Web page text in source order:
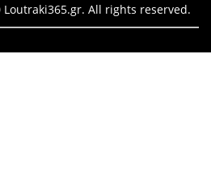
All rights reserved.